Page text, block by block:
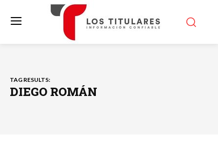
TAG RESULTS:
DIEGO ROMÁN